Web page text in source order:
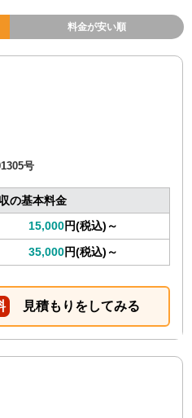
料金が安い順
号
の基本料金
15,000円(税込)～
35,000円(税込)～
見積もりをしてみる